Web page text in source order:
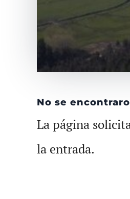
No se
La página
la entrada.